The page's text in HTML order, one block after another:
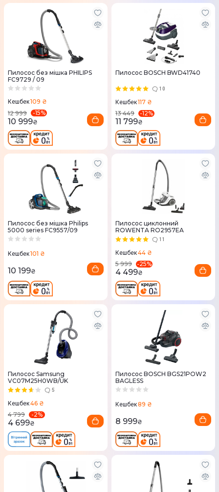
Пилосос без мішка PHILIPS
FC9729 / 09
Кешбек109 ₴
12 999
-15%
10 999₴
Пилосос BOSCH BWD41740
10
Кешбек117 ₴
13 449
-12%
11 799₴
Пилосос без мішка Philips
5000 series FC9557/09
Кешбек101 ₴
10 199₴
Пилосос циклонний
ROWENTA RO2957EA
11
Кешбек44 ₴
5 999
-25%
4 499₴
Пилосос Samsung
VC07M25H0WB/UK
5
Кешбек46 ₴
4 799
-2%
4 699₴
Пилосос BOSCH BGS21POW2
BAGLESS
Кешбек89 ₴
8 999₴